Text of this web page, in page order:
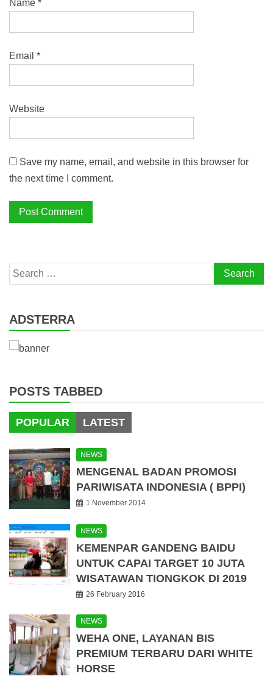
Name *
Email *
Website
Save my name, email, and website in this browser for
the next time I comment.
Search
for:
ADSTERRA
POSTS TABBED
POPULAR LATEST
NEWS
MENGENAL BADAN PROMOSI
PARIWISATA INDONESIA ( BPPI)
1 November 2014
NEWS
KEMENPAR GANDENG BAIDU
UNTUK CAPAI TARGET 10 JUTA
WISATAWAN TIONGKOK DI 2019
26 February 2016
NEWS
WEHA ONE, LAYANAN BIS
PREMIUM TERBARU DARI WHITE
HORSE